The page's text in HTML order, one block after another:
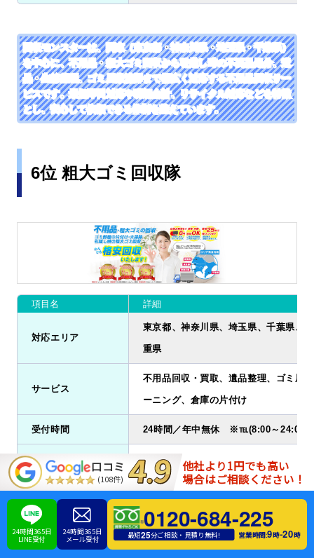
回収モンスターは、関東（東京都・神奈川県・埼玉県・千葉県）
を中心に、不用品・粗大ゴミ回収から引越し時の不要品処分、遺
品・生前整理、ゴミ屋敷清掃まで幅広く対応する不用品回収サー
ビスです。最短即日対応や明朗会計、リサイクル対応などを特徴
とし、安心して依頼できる体制を整えています。
6位 粗大ゴミ回収隊
項目名 詳細
対応エリア
東京都、神奈川県、埼玉県、千葉県、
重県
サービス
不用品回収・買取、遺品整理、ゴミ屋
ーニング、倉庫の片付け
受付時間 24時間／年中無休 ※℡(8:00～24:00）
予約方法 電話、メール、LINE
支払方法 現金、クレジットカード、銀行振込
住所 〒194-0021 東京都町田市中町1-3-1 小
公式サイト
口コミ
(108件)
他社より1円でも高い
場合はご相談ください！
24時間365日
LINE受付
24時間365日
メール受付
0120-684-225
最短25分ご相談・見積り無料! 営業時間:9時-20時